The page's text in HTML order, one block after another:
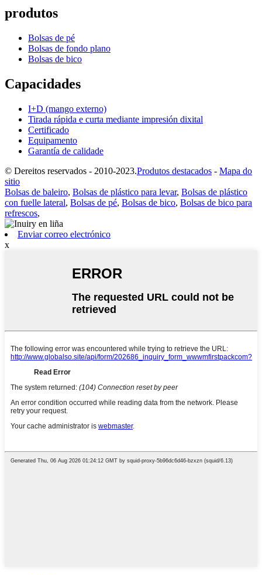
produtos
Bolsas de pé
Bolsas de fondo plano
Bolsas de bico
Capacidades
I+D (mango externo)
Tirada rápida e curta mediante impresión dixital
Certificado
Equipamento
Garantía de calidade
© Dereitos reservados - 2010-2023.Produtos destacados - Mapa do
sitio
Bolsas de baleiro, Bolsas de plástico para levar, Bolsas de plástico
con fuelle lateral, Bolsas de pé, Bolsas de bico, Bolsas de bico para
refrescos,
Enviar correo electrónico
x